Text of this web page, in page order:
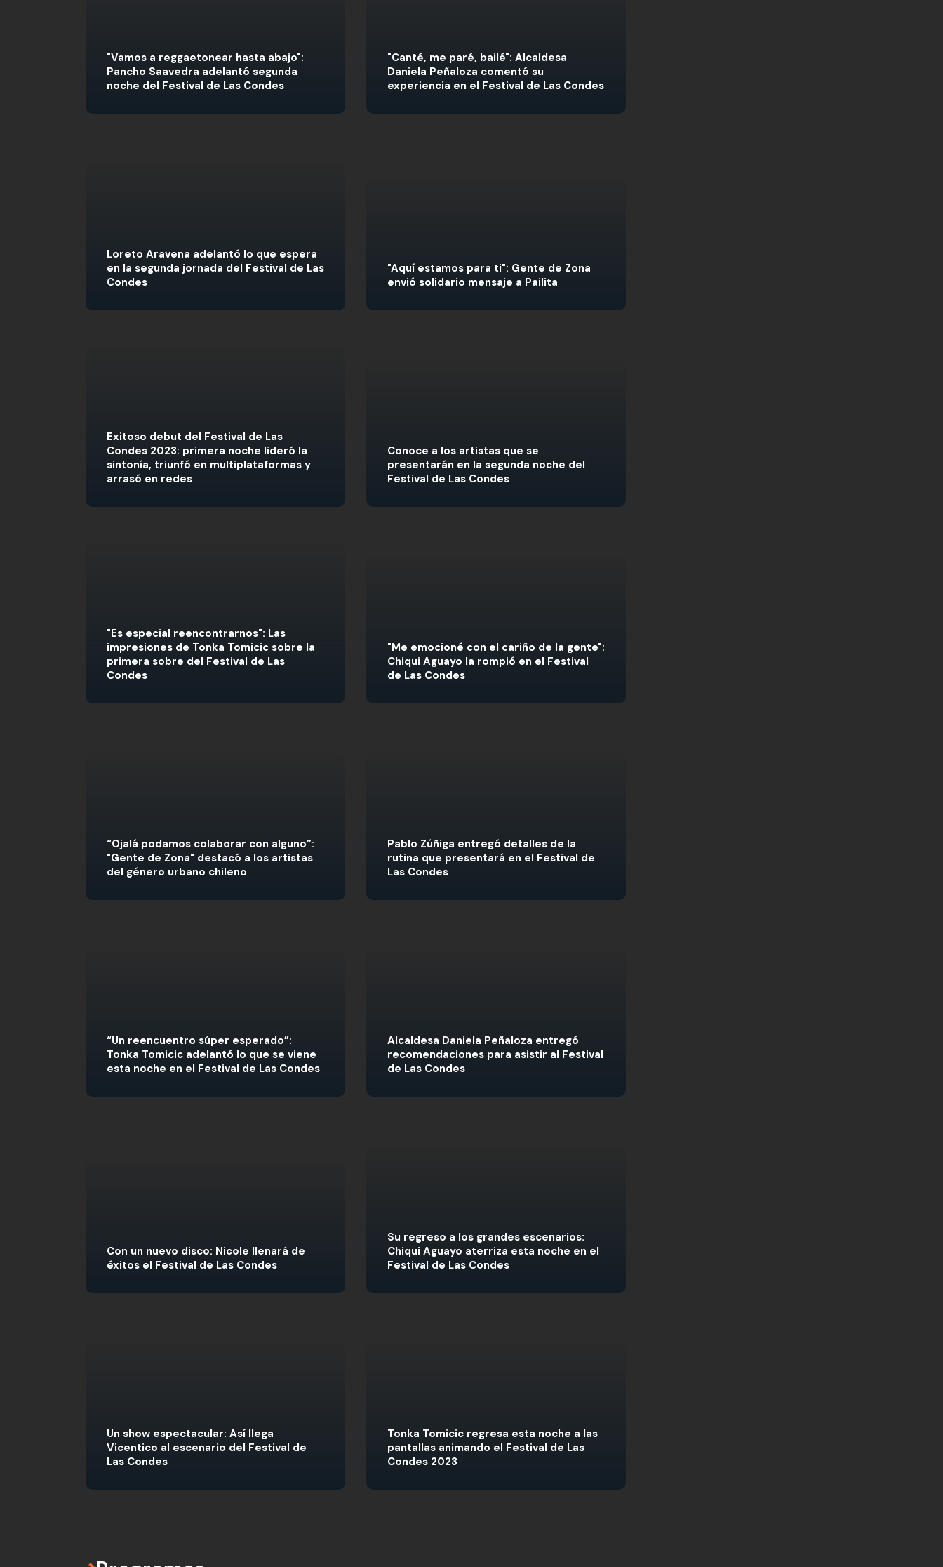
"Vamos a reggaetonear hasta abajo":
Pancho Saavedra adelantó segunda
noche del Festival de Las Condes
"Canté, me paré, bailé": Alcaldesa
Daniela Peñaloza comentó su
experiencia en el Festival de Las Condes
Loreto Aravena adelantó lo que espera
en la segunda jornada del Festival de Las
Condes
"Aquí estamos para ti": Gente de Zona
envió solidario mensaje a Pailita
Exitoso debut del Festival de Las
Condes 2023: primera noche lideró la
sintonía, triunfó en multiplataformas y
arrasó en redes
Conoce a los artistas que se
presentarán en la segunda noche del
Festival de Las Condes
"Es especial reencontrarnos": Las
impresiones de Tonka Tomicic sobre la
primera sobre del Festival de Las
Condes
"Me emocioné con el cariño de la gente":
Chiqui Aguayo la rompió en el Festival
de Las Condes
“Ojalá podamos colaborar con alguno”:
"Gente de Zona" destacó a los artistas
del género urbano chileno
Pablo Zúñiga entregó detalles de la
rutina que presentará en el Festival de
Las Condes
“Un reencuentro súper esperado”:
Tonka Tomicic adelantó lo que se viene
esta noche en el Festival de Las Condes
Alcaldesa Daniela Peñaloza entregó
recomendaciones para asistir al Festival
de Las Condes
Con un nuevo disco: Nicole llenará de
éxitos el Festival de Las Condes
Su regreso a los grandes escenarios:
Chiqui Aguayo aterriza esta noche en el
Festival de Las Condes
Un show espectacular: Así llega
Vicentico al escenario del Festival de
Las Condes
Tonka Tomicic regresa esta noche a las
pantallas animando el Festival de Las
Condes 2023